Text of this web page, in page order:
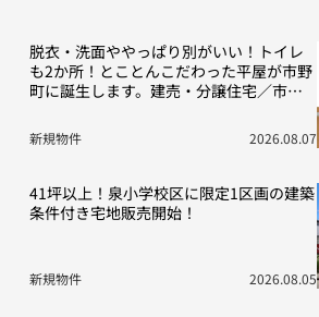
脱衣・洗面ややっぱり別がいい！トイレ
も2か所！とことんこだわった平屋が市野
町に誕生します。建売・分譲住宅／市野
新規物件 2026.08.07
41坪以上！泉小学校区に限定1区画の建築
条件付き宅地販売開始！
新規物件 2026.08.05